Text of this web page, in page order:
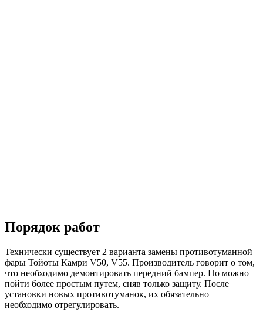
Порядок работ
Технически существует 2 варианта замены противотуманной
фары Тойоты Камри V50, V55. Производитель говорит о том,
что необходимо демонтировать передний бампер. Но можно
пойти более простым путем, сняв только защиту. После
установки новых противотуманок, их обязательно
необходимо отрегулировать.